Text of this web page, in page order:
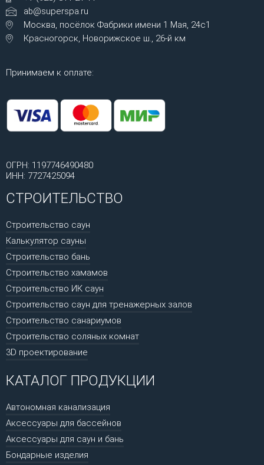
ab@superspa.ru
Москва, посёлок Фабрики имени 1 Мая, 24с1
Красногорск, Новорижское ш., 26-й км
Принимаем к оплате:
ОГРН: 1197746490480
ИНН: 7727425094
СТРОИТЕЛЬСТВО
Строительство саун
Калькулятор сауны
Строительство бань
Строительство хамамов
Строительство ИК саун
Строительство саун для тренажерных залов
Строительство санариумов
Строительство соляных комнат
3D проектирование
КАТАЛОГ ПРОДУКЦИИ
Автономная канализация
Аксессуары для бассейнов
Аксессуары для саун и бань
Бондарные изделия